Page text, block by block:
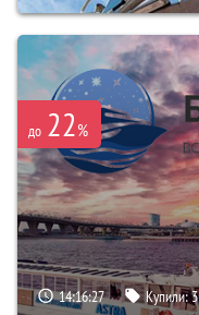
до 22%
14:16:26 Купили:3